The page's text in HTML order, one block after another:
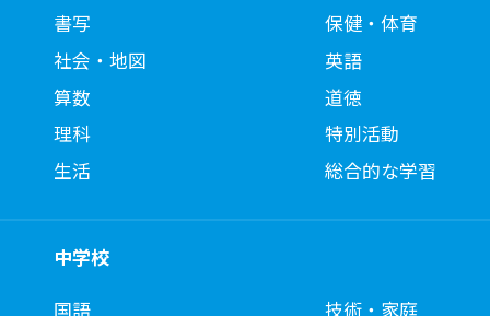
書写
社会・地図
算数
理科
生活
保健・体育
英語
道徳
特別活動
総合的な学習
中学校
国語
技術・家庭